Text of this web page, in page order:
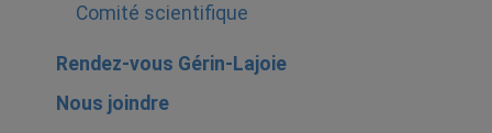
Comité scientifique
Rendez-vous Gérin-Lajoie
Nous joindre